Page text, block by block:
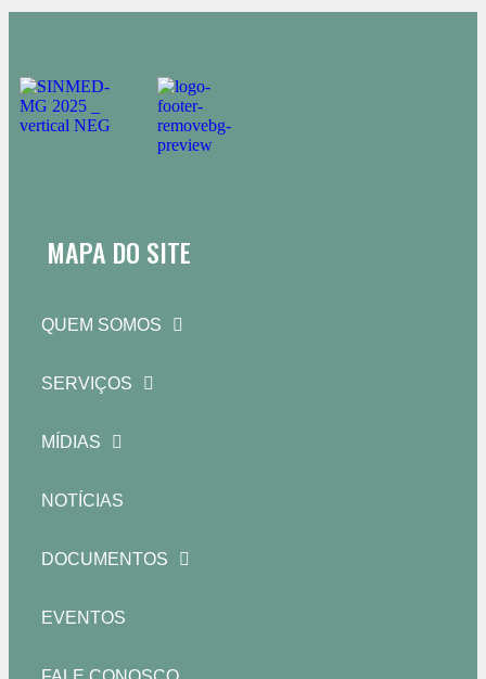
MAPA DO SITE
QUEM SOMOS
SERVIÇOS
MÍDIAS
NOTÍCIAS
DOCUMENTOS
EVENTOS